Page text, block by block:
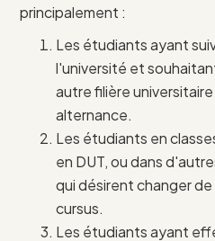
principalement :
Les étudiants ayant
l'université et
autre filière
alternance.
Les étudiants en
en DUT, ou dans
qui désirent changer
cursus.
Les étudiants ayant